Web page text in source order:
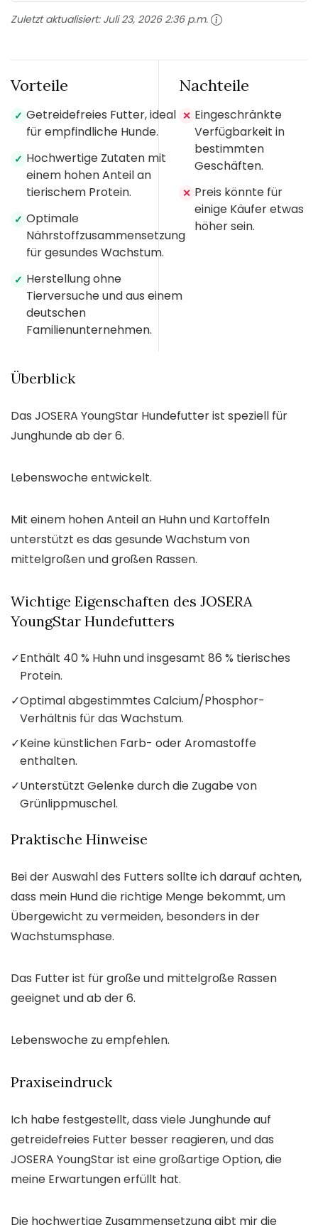
Zuletzt aktualisiert: Juli 23, 2026 2:36 p.m.
Vorteile
✓ Getreidefreies Futter, ideal
für empfindliche Hunde.
✓ Hochwertige Zutaten mit
einem hohen Anteil an
tierischem Protein.
✓ Optimale
Nährstoffzusammensetzung
für gesundes Wachstum.
✓ Herstellung ohne
Tierversuche und aus einem
deutschen
Familienunternehmen.
Nachteile
✕ Eingeschränkte
Verfügbarkeit in
bestimmten
Geschäften.
✕ Preis könnte für
einige Käufer etwas
höher sein.
Überblick
Das JOSERA YoungStar Hundefutter ist speziell für
Junghunde ab der 6.
Lebenswoche entwickelt.
Mit einem hohen Anteil an Huhn und Kartoffeln
unterstützt es das gesunde Wachstum von
mittelgroßen und großen Rassen.
Wichtige Eigenschaften des JOSERA
YoungStar Hundefutters
✓Enthält 40 % Huhn und insgesamt 86 % tierisches
Protein.
✓Optimal abgestimmtes Calcium/Phosphor-
Verhältnis für das Wachstum.
✓Keine künstlichen Farb- oder Aromastoffe
enthalten.
✓Unterstützt Gelenke durch die Zugabe von
Grünlippmuschel.
Praktische Hinweise
Bei der Auswahl des Futters sollte ich darauf achten,
dass mein Hund die richtige Menge bekommt, um
Übergewicht zu vermeiden, besonders in der
Wachstumsphase.
Das Futter ist für große und mittelgroße Rassen
geeignet und ab der 6.
Lebenswoche zu empfehlen.
Praxiseindruck
Ich habe festgestellt, dass viele Junghunde auf
getreidefreies Futter besser reagieren, und das
JOSERA YoungStar ist eine großartige Option, die
meine Erwartungen erfüllt hat.
Die hochwertige Zusammensetzung gibt mir die